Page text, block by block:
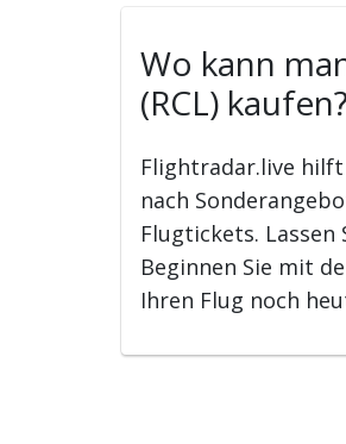
Wo kann
(RCL) kaufen?
Flightradar.live hilft
nach
Flugtickets.
Beginnen Sie mit
Ihren Flug noch